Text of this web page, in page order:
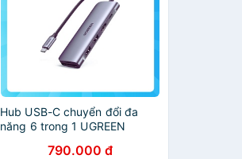
Hub USB-C chuyển đổi đa
năng 6 trong 1 UGREEN
790.000 đ